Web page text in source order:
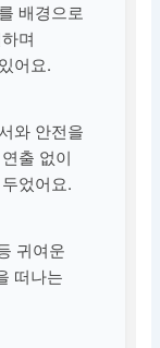
배경으로
며
어요.
와 안전을
출 없이
었어요.
귀여운
떠나는